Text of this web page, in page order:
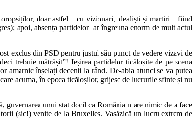
doar astfel – cu vizionari, idealiști și martiri – fiind
apoi, absența partidelor ar îngreuna enorm de mult actul
exclus din PSD pentru justul său punct de vedere vizavi de
trebuie mătrășit”! Ieșirea partidelor ticăloșite de pe scena
amarnic înșelați decenii la rând. De-abia atunci se va putea
acuma, în epoca ticăloșilor, grijesc de lucrurile sfinte și nu
unui stat docil ca România n-are nimic de-a face
(sic!) venite de la Bruxelles. Vasăzică un lucru extrem de